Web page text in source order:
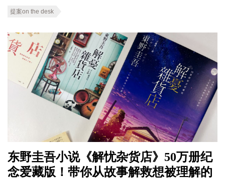
提案on the desk
东野圭吾小说《解忧杂货店》50万册纪
念爱藏版！带你从故事解救想被理解的